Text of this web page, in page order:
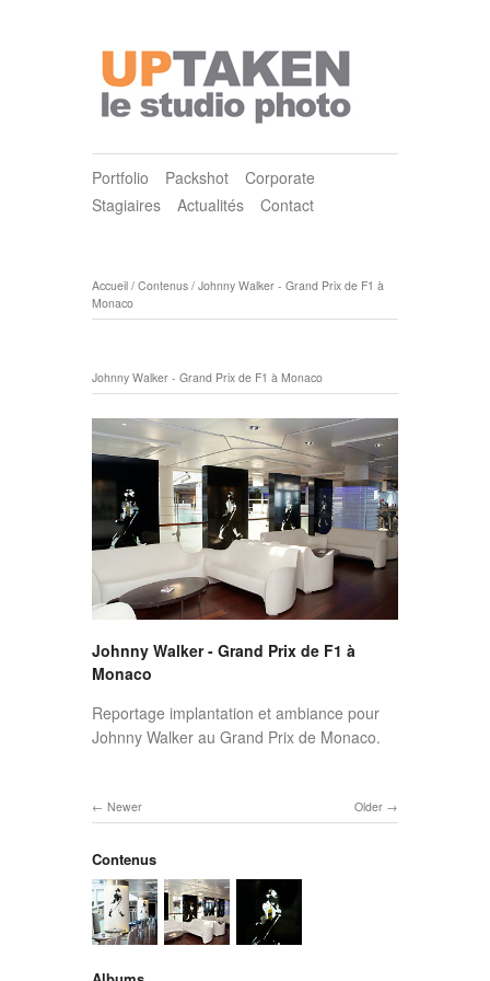
Portfolio Packshot
Corporate
Stagiaires
Actualités Contact
Accueil / Contenus / Johnny Walker - Grand Prix de F1 à
Monaco
Johnny Walker - Grand Prix de F1 à Monaco
Johnny Walker - Grand Prix de F1 à
Monaco
Reportage implantation et ambiance pour
Johnny Walker au Grand Prix de Monaco.
Older
Newer
Contenus